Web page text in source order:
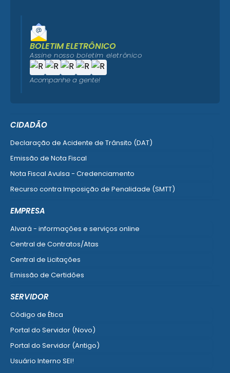
CIDADÃO
Declaração de Acidente de Trânsito (DAT)
Emissão de Nota Fiscal
Nota Fiscal Avulsa - Credenciamento
Recurso contra Imposição de Penalidade (SMTT)
EMPRESA
Alvará - informações e serviços online
Central de Contratos/Atas
Central de Licitações
Emissão de Certidões
SERVIDOR
Código de Ética
Portal do Servidor (Novo)
Portal do Servidor (Antigo)
Usuário Interno SEI!
BOLETIM ELETRÔNICO
Assine nosso boletim eletrônico
Acompanhe a gente!